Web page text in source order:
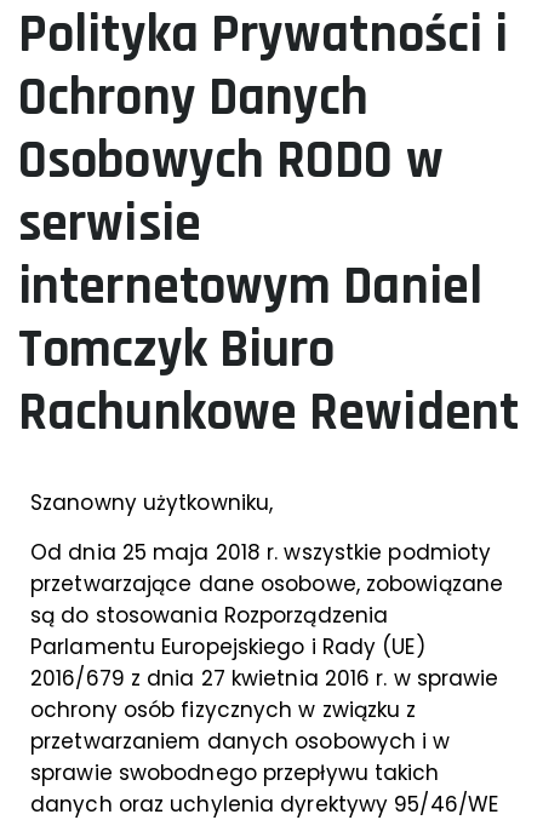
Polityka Prywatności i
Ochrony Danych
Osobowych RODO w
serwisie
internetowym Daniel
Tomczyk Biuro
Rachunkowe Rewident
Szanowny użytkowniku,
Od dnia 25 maja 2018 r. wszystkie podmioty
przetwarzające dane osobowe, zobowiązane
są do stosowania Rozporządzenia
Parlamentu Europejskiego i Rady (UE)
2016/679 z dnia 27 kwietnia 2016 r. w sprawie
ochrony osób fizycznych w związku z
przetwarzaniem danych osobowych i w
sprawie swobodnego przepływu takich
danych oraz uchylenia dyrektywy 95/46/WE